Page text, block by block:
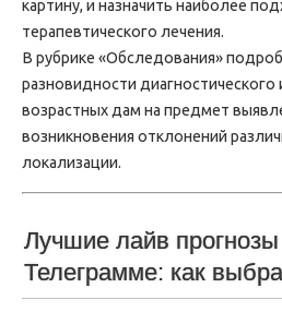
картину, и назначить наиболее
терапевтического лечения.
В рубрике «Обследования»
разновидности диагностического
возрастных дам на предмет
возникновения отклонений
локализации.
Лучшие лайв прогнозы
Телеграмме: как